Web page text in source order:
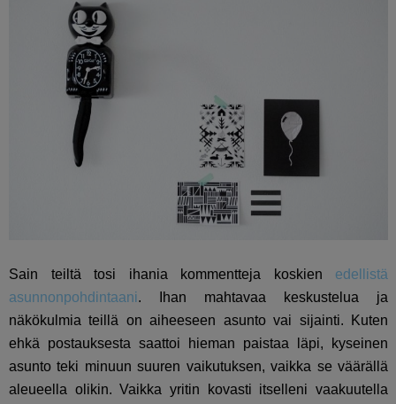
Sain teiltä tosi ihania kommentteja koskien edellistä
asunnonpohdintaani. Ihan mahtavaa keskustelua ja
näkökulmia teillä on aiheeseen asunto vai sijainti. Kuten
ehkä postauksesta saattoi hieman paistaa läpi, kyseinen
asunto teki minuun suuren vaikutuksen, vaikka se väärällä
aleueella olikin. Vaikka yritin kovasti itselleni vaakuutella